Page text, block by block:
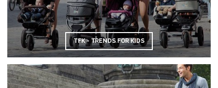
TFK - TRENDS FOR KIDS